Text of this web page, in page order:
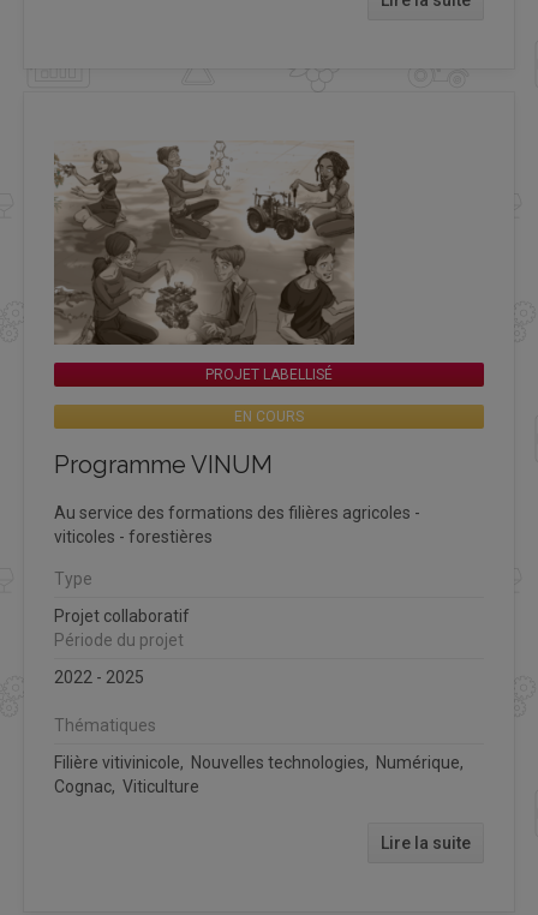
PROJET LABELLISÉ
EN COURS
Programme VINUM
Au service des formations des filières agricoles -
viticoles - forestières
Type
Projet collaboratif
Période du projet
2022 - 2025
Thématiques
Filière vitivinicole, Nouvelles technologies, Numérique,
Cognac, Viticulture
Lire la suite